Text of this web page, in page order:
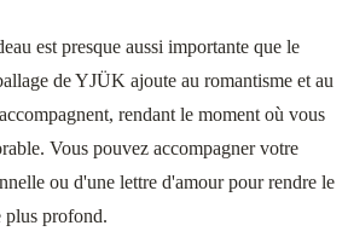
est presque aussi importante que le
de YJÜK ajoute au romantisme et au
rendant le moment où vous
Vous pouvez accompagner votre
ou d'une lettre d'amour pour rendre le
plus profond.